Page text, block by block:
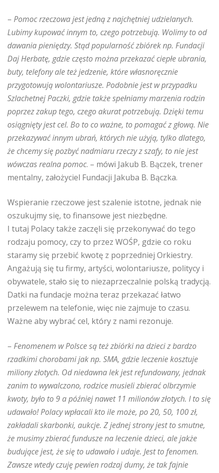
– Pomoc rzeczowa jest jedną z najchętniej udzielanych.
Lubimy kupować innym to, czego potrzebują. Wolimy to od
dawania pieniędzy. Stąd popularność zbiórek np. Fundacji
Daj Herbatę, gdzie często można przekazać ciepłe ubrania,
buty, telefony ale też jedzenie, które własnoręcznie
przygotowują wolontariusze. Podobnie jest w przypadku
Szlachetnej Paczki, gdzie także spełniamy marzenia rodzin
poprzez zakup tego, czego akurat potrzebują. Dzięki temu
osiągnięty jest cel. Bo to co ważne, to pomagać z głową. Nie
przekazywać innym ubrań, których nie użyją, tylko dlatego,
że chcemy się pozbyć nadmiaru rzeczy z szafy, to nie jest
wówczas realna pomoc. – mówi Jakub B. Bączek, trener
mentalny, założyciel Fundacji Jakuba B. Bączka.
Wspieranie rzeczowe jest szalenie istotne, jednak nie
oszukujmy się, to finansowe jest niezbędne.
I tutaj Polacy także zaczęli się przekonywać do tego
rodzaju pomocy, czy to przez WOŚP, gdzie co roku
staramy się przebić kwotę z poprzedniej Orkiestry.
Angażują się tu firmy, artyści, wolontariusze, politycy i
obywatele, stało się to niezaprzeczalnie polską tradycją.
Datki na fundacje można teraz przekazać łatwo
przelewem na telefonie, więc nie zajmuje to czasu.
Ważne aby wybrać cel, który z nami rezonuje.
– Fenomenem w Polsce są też zbiórki na dzieci z bardzo
rzadkimi chorobami jak np. SMA, gdzie leczenie kosztuje
miliony złotych. Od niedawna lek jest refundowany, jednak
zanim to wywalczono, rodzice musieli zbierać olbrzymie
kwoty, było to 9 a później nawet 11 milionów złotych. I to się
udawało! Polacy wpłacali kto ile może, po 20, 50, 100 zł,
zakładali skarbonki, aukcje. Z jednej strony jest to smutne,
że musimy zbierać fundusze na leczenie dzieci, ale jakże
budujące jest, że się to udawało i udaje. Jest to fenomen.
Zawsze wtedy czuję pewien rodzaj dumy, że tak fajnie